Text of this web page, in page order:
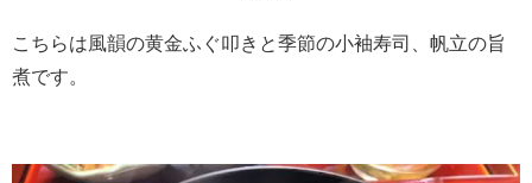
こちらは風韻の黄金ふぐ叩きと季節の小袖寿司、帆立の旨
煮です。